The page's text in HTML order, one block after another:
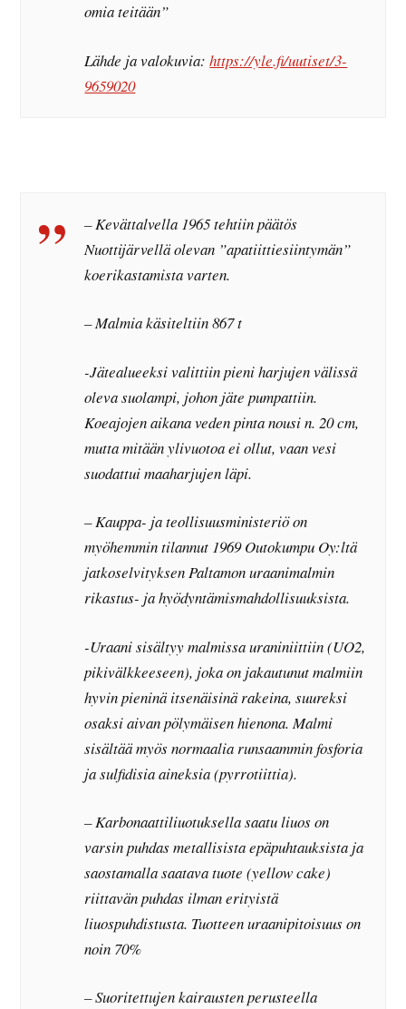
omia teitään”
Lähde ja valokuvia:https://yle.fi/uutiset/3-
9659020
– Kevättalvella 1965 tehtiin päätös
Nuottijärvellä olevan ”apatiittiesiintymän”
koerikastamista varten.
– Malmia käsiteltiin 867 t
-Jätealueeksi valittiin pieni harjujen välissä
oleva suolampi, johon jäte pumpattiin.
Koeajojen aikana veden pinta nousi n. 20 cm,
mutta mitään ylivuotoa ei ollut, vaan vesi
suodattui maaharjujen läpi.
– Kauppa- ja teollisuusministeriö on
myöhemmin tilannut 1969 Outokumpu Oy:ltä
jatkoselvityksen Paltamon uraanimalmin
rikastus- ja hyödyntämismahdollisuuksista.
-Uraani sisältyy malmissa uraniniittiin (UO2,
pikivälkkeeseen), joka on jakautunut malmiin
hyvin pieninä itsenäisinä rakeina, suureksi
osaksi aivan pölymäisen hienona. Malmi
sisältää myös normaalia runsaammin fosforia
ja sulfidisia aineksia (pyrrotiittia).
– Karbonaattiliuotuksella saatu liuos on
varsin puhdas metallisista epäpuhtauksista ja
saostamalla saatava tuote (yellow cake)
riittavän puhdas ilman erityistä
liuospuhdistusta. Tuotteen uraanipitoisuus on
noin 70%
– Suoritettujen kairausten perusteella